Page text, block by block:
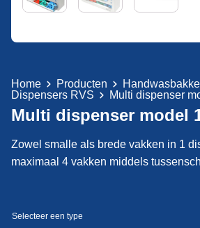
Home Producten
Dispensers RVS
Multi dispenser
Multi dispenser model
Zowel smalle als brede vakken in 1
maximaal 4 vakken middels